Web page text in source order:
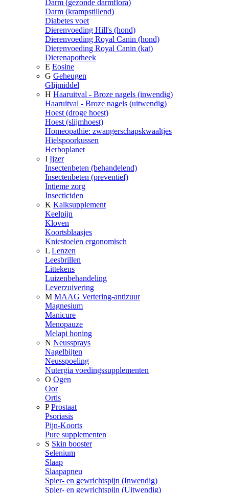
Darm (gezonde darmflora)
Darm (krampstillend)
Diabetes voet
Dierenvoeding Hill's (hond)
Dierenvoeding Royal Canin (hond)
Dierenvoeding Royal Canin (kat)
Dierenapotheek
E Eosine
G Geheugen
Glijmiddel
H Haaruitval - Broze nagels (inwendig)
Haaruitval - Broze nagels (uitwendig)
Hoest (droge hoest)
Hoest (slijmhoest)
Homeopathie: zwangerschapskwaaltjes
Hielspoorkussen
Herboplanet
I Ijzer
Insectenbeten (behandelend)
Insectenbeten (preventief)
Intieme zorg
Insecticiden
K Kalksupplement
Keelpijn
Kloven
Koortsblaasjes
Kniestoelen ergonomisch
L Lenzen
Leesbrillen
Littekens
Luizenbehandeling
Leverzuivering
M MAAG Vertering-antizuur
Magnesium
Manicure
Menopauze
Melapi honing
N Neussprays
Nagelbijten
Neusspoeling
Nutergia voedingssupplementen
O Ogen
Oor
Ortis
P Prostaat
Psoriasis
Pijn-Koorts
Pure supplementen
S Skin booster
Selenium
Slaap
Slaapapneu
Spier- en gewrichtspijn (Inwendig)
Spier- en gewrichtspijn (Uitwendig)